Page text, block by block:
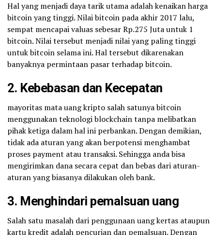
Hal yang menjadi daya tarik utama adalah kenaikan harga
bitcoin yang tinggi. Nilai bitcoin pada akhir 2017 lalu,
sempat mencapai valuas sebesar Rp.275 Juta untuk 1
bitcoin. Nilai tersebut menjadi nilai yang paling tinggi
untuk bitcoin selama ini. Hal tersebut dikarenakan
banyaknya permintaan pasar terhadap bitcoin.
2. Kebebasan dan Kecepatan
mayoritas mata uang kripto salah satunya bitcoin
menggunakan teknologi blockchain tanpa melibatkan
pihak ketiga dalam hal ini perbankan. Dengan demikian,
tidak ada aturan yang akan berpotensi menghambat
proses payment atau transaksi. Sehingga anda bisa
mengirimkan dana secara cepat dan bebas dari aturan-
aturan yang biasanya dilakukan oleh bank.
3. Menghindari pemalsuan uang
Salah satu masalah dari penggunaan uang kertas ataupun
kartu kredit adalah pencurian dan pemalsuan. Dengan